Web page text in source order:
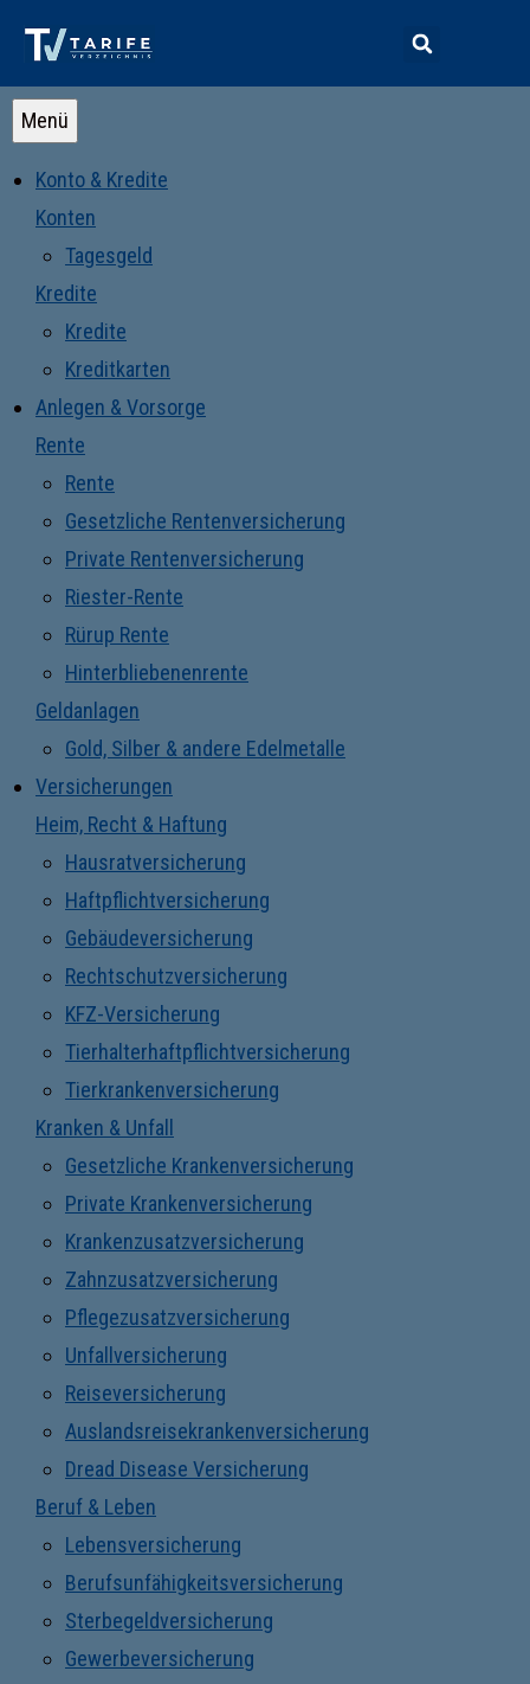
Menü
Konto & Kredite
Konten
Tagesgeld
Kredite
Kredite
Kreditkarten
Anlegen & Vorsorge
Rente
Rente
Gesetzliche Rentenversicherung
Private Rentenversicherung
Riester-Rente
Rürup Rente
Hinterbliebenenrente
Geldanlagen
Gold, Silber & andere Edelmetalle
Versicherungen
Heim, Recht & Haftung
Hausratversicherung
Haftpflichtversicherung
Gebäudeversicherung
Rechtschutzversicherung
KFZ-Versicherung
Tierhalterhaftpflichtversicherung
Tierkrankenversicherung
Kranken & Unfall
Gesetzliche Krankenversicherung
Private Krankenversicherung
Krankenzusatzversicherung
Zahnzusatzversicherung
Pflegezusatzversicherung
Unfallversicherung
Reiseversicherung
Auslandsreisekrankenversicherung
Dread Disease Versicherung
Beruf & Leben
Lebensversicherung
Berufsunfähigkeitsversicherung
Sterbegeldversicherung
Gewerbeversicherung